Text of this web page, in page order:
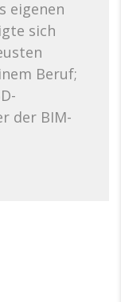
eigenen
sich
Beruf;
der BIM-